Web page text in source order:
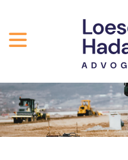
QUEM SOMOS
TRAJETÓRIA
INCLUSÃO E DIVERSIDADE
ÁREAS DE ATUAÇÃO
PROFISSIONAIS